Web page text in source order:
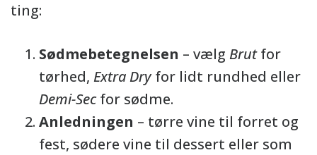
ting:
Sødmebetegnelsen – vælg Brutfor
tørhed, Extra Dryfor lidt rundhed eller
Demi-Secfor sødme.
Anledningen – tørre vine til forret og
fest, sødere vine til dessert eller som